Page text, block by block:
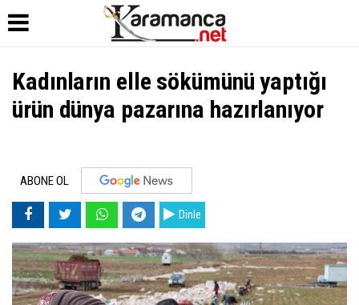
Kadınların elle sökümünü yaptığı
ürün dünya pazarına hazırlanıyor
ABONE OL
Dinle